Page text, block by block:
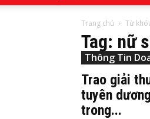
Trang chủ Từ
Tag: nữ
Thông Tin
Trao giải
tuyên
trong...